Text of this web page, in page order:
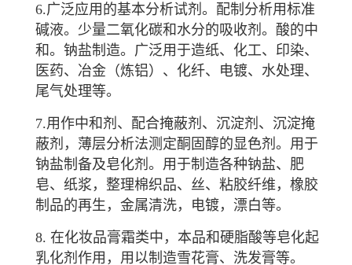
6.广泛应用的基本分析试剂。配制分析用标准
碱液。少量二氧化碳和水分的吸收剂。酸的中
和。钠盐制造。广泛用于造纸、化工、印染、
医药、冶金（炼铝）、化纤、电镀、水处理、
尾气处理等。
7.用作中和剂、配合掩蔽剂、沉淀剂、沉淀掩
蔽剂，薄层分析法测定酮固醇的显色剂。用于
钠盐制备及皂化剂。用于制造各种钠盐、肥
皂、纸浆，整理棉织品、丝、粘胶纤维，橡胶
制品的再生，金属清洗，电镀，漂白等。
8. 在化妆品膏霜类中，本品和硬脂酸等皂化起
乳化剂作用，用以制造雪花膏、洗发膏等。